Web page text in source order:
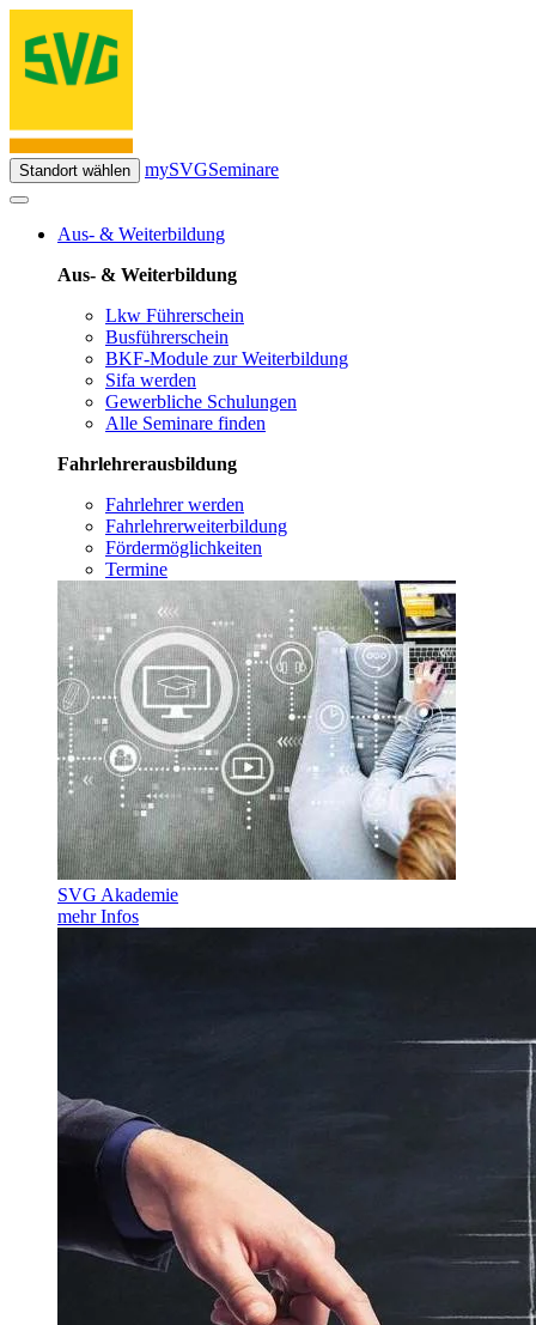
Standort wählen mySVGSeminare
Aus- & Weiterbildung
Aus- & Weiterbildung
Lkw Führerschein
Busführerschein
BKF-Module zur Weiterbildung
Sifa werden
Gewerbliche Schulungen
Alle Seminare finden
Fahrlehrerausbildung
Fahrlehrer werden
Fahrlehrerweiterbildung
Fördermöglichkeiten
Termine
SVG Akademie
mehr Infos